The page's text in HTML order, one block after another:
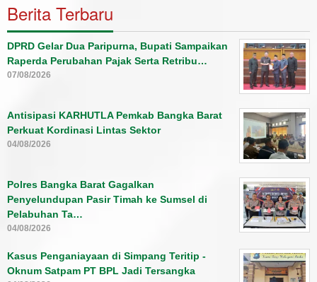
Berita Terbaru
DPRD Gelar Dua Paripurna, Bupati Sampaikan
Raperda Perubahan Pajak Serta Retribu…
07/08/2026
Antisipasi KARHUTLA Pemkab Bangka Barat
Perkuat Kordinasi Lintas Sektor
04/08/2026
Polres Bangka Barat Gagalkan
Penyelundupan Pasir Timah ke Sumsel di
Pelabuhan Ta…
04/08/2026
Kasus Penganiayaan di Simpang Teritip -
Oknum Satpam PT BPL Jadi Tersangka